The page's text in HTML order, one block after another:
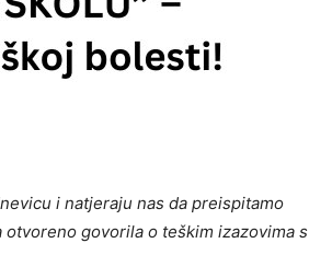
i natjeraju nas da preispitamo
govorila o teškim izazovima s